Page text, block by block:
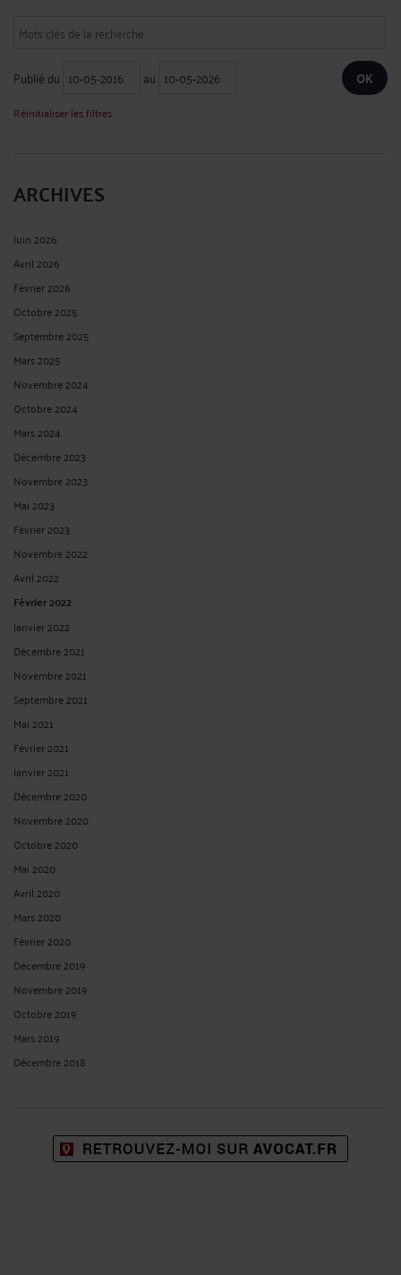
Publié du au
Réinitialiser les filtres
ARCHIVES
Juin 2026
Avril 2026
Février 2026
Octobre 2025
Septembre 2025
Mars 2025
Novembre 2024
Octobre 2024
Mars 2024
Décembre 2023
Novembre 2023
Mai 2023
Février 2023
Novembre 2022
Avril 2022
Février 2022
Janvier 2022
Décembre 2021
Novembre 2021
Septembre 2021
Mai 2021
Février 2021
Janvier 2021
Décembre 2020
Novembre 2020
Octobre 2020
Mai 2020
Avril 2020
Mars 2020
Février 2020
Décembre 2019
Novembre 2019
Octobre 2019
Mars 2019
Décembre 2018